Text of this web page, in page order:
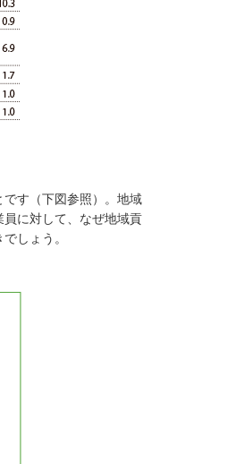
す（下図参照）。地域
に対して、なぜ地域貢
しょう。